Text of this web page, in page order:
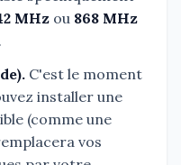
MHz ou 868 MHz
C'est le moment
installer une
(comme une
vos